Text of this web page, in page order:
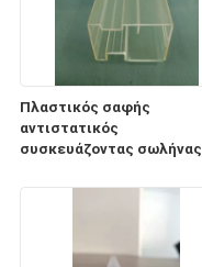
Πλαστικός σαφής
αντιστατικός
συσκευάζοντας σωλήνας